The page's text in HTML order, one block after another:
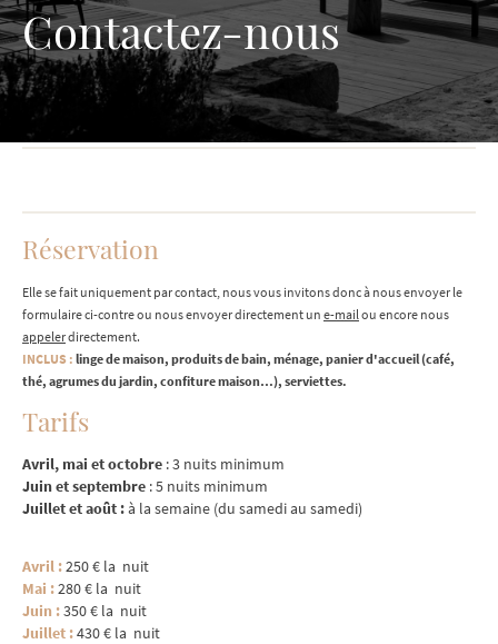
Contactez-nous
Réservation
Elle se fait uniquement par contact, nous vous invitons donc à nous envoyer le
formulaire ci-contre ou nous envoyer directement un e-mail ou encore nous
appelerdirectement.
INCLUS : linge de maison, produits de bain, ménage, panier d'accueil (café,
thé, agrumes du jardin, confiture maison…), serviettes.
Tarifs
Avril :250 € la nuit
Mai :280 € la nuit
Juin :350 € la nuit
Juillet :430 € la nuit
Avril, mai et octobre : 3 nuits minimum
Juin et septembre : 5 nuits minimum
Juillet et août :à la semaine (du samedi au samedi)